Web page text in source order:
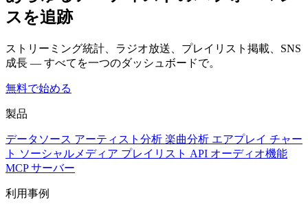
スを追跡
ストリーミング統計、ラジオ放送、プレイリスト掲載、SNS
成長 — すべてを一つのダッシュボードで。
無料で始める
製品
データソース アーティスト分析 楽曲分析 エアプレイ チャー
ト ソーシャルメディア プレイリスト API オーディオ機能
MCP サーバー
利用事例